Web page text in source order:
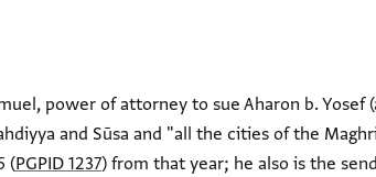
power of attorney to sue Aharon b. Yosef
and Sūsa and "all the cities of the
(PGPID 1237) from that year; he also is the